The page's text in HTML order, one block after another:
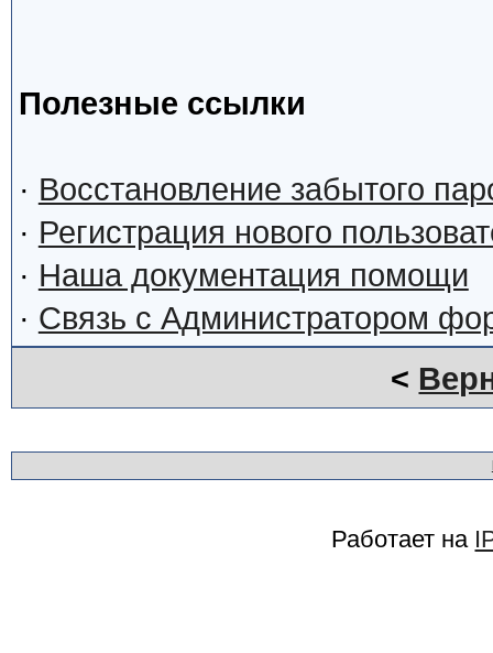
Полезные ссылки
· Восстановление забытого
· Регистрация нового
· Наша документация помощи
· Связь с Администратором
<
Работает на